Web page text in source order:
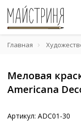
Главная
Меловая
Americana
Артикул: ADC01-30